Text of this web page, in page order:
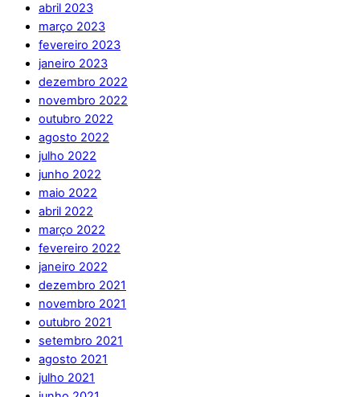
abril 2023
março 2023
fevereiro 2023
janeiro 2023
dezembro 2022
novembro 2022
outubro 2022
agosto 2022
julho 2022
junho 2022
maio 2022
abril 2022
março 2022
fevereiro 2022
janeiro 2022
dezembro 2021
novembro 2021
outubro 2021
setembro 2021
agosto 2021
julho 2021